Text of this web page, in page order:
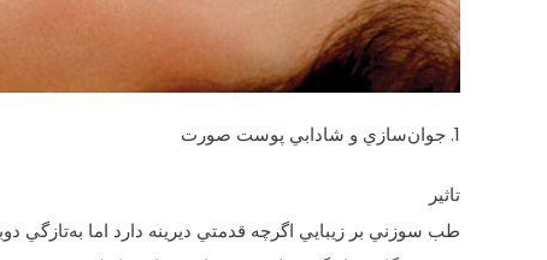
1. جوان‌سازي و شادابي پوست صورت
تاثير
طب سوزني بر زيبايي اگرچه قدمتي ديرينه دارد اما به‌تازگي